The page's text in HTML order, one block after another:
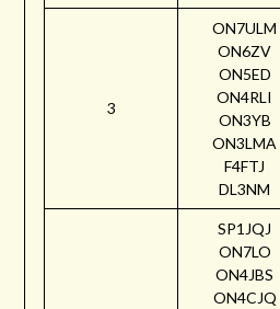
3
ON7ULM
ON6ZV
ON5ED
ON4RLI
ON3YB
ON3LMA
F4FTJ
DL3NM
SP1JQJ
ON7LO
ON4JBS
ON4CJQ